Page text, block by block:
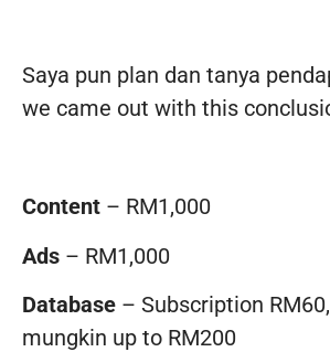
Saya pun plan dan tanya
we came out with this
Content – RM1,000
Ads – RM1,000
Database – Subscription
mungkin up to RM200